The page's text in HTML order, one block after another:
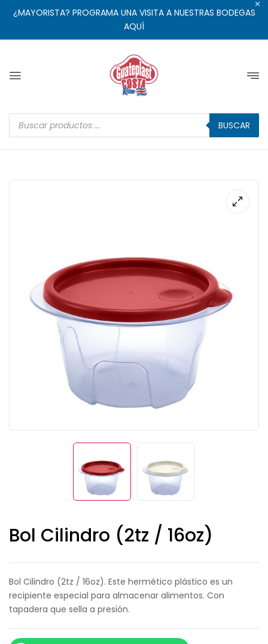
¿MAYORISTA? PROGRAMA UNA VISITA A NUESTRAS BODEGAS
AQUÍ
BUSCAR
Bol Cilindro (2tz / 16oz)
Bol Cilindro (2tz / 16oz). Este hermético plástico es un
recipiente especial para almacenar alimentos. Con
tapadera que sella a presión.